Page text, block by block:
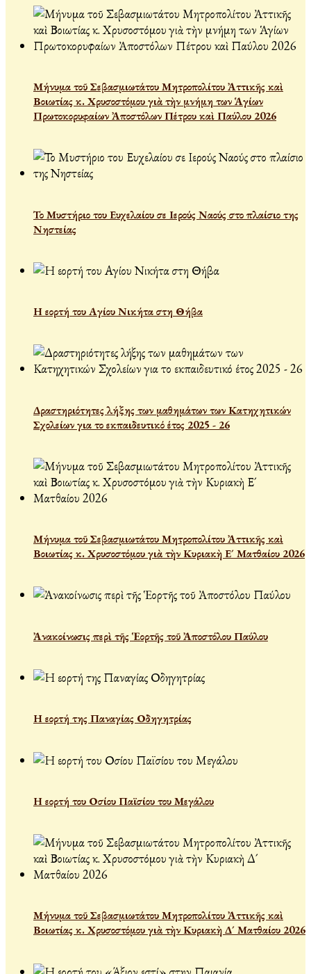
Μήνυμα τοῦ Σεβασμιωτάτου Μητροπολίτου Ἀττικῆς καὶ
Βοιωτίας κ. Χρυσοστόμου γιὰ τὴν μνήμη των Ἁγίων
Πρωτοκορυφαίων Ἀποστόλων Πέτρου καὶ Παύλου 2026
Το Μυστήριο του Ευχελαίου σε Ιερούς Ναούς στο πλαίσιο της
Νηστείας
Η εορτή του Αγίου Νικήτα στη Θήβα
Δραστηριότητες λήξης των μαθημάτων των Κατηχητικών
Σχολείων για το εκπαιδευτικό έτος 2025 - 26
Μήνυμα τοῦ Σεβασμιωτάτου Μητροπολίτου Ἀττικῆς καὶ
Βοιωτίας κ. Χρυσοστόμου γιὰ τὴν Κυριακὴ Ε´ Ματθαίου 2026
Ἀνακοίνωσις περὶ τῆς Ἑορτῆς τοῦ Ἀποστόλου Παύλου
Η εορτή της Παναγίας Οδηγητρίας
Η εορτή του Οσίου Παϊσίου του Μεγάλου
Μήνυμα τοῦ Σεβασμιωτάτου Μητροπολίτου Ἀττικῆς καὶ
Βοιωτίας κ. Χρυσοστόμου γιὰ τὴν Κυριακὴ Δ´ Ματθαίου 2026